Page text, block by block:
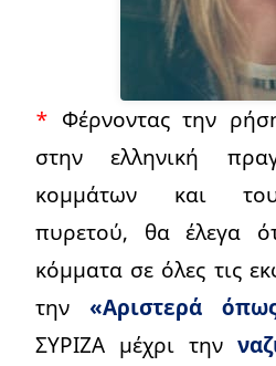
* Φέρνοντας την
στην ελληνική
κομμάτων και
πυρετού, θα έλεγα
κόμματα σε όλες τις
την «Αριστερά
ΣΥΡΙΖΑ μέχρι την